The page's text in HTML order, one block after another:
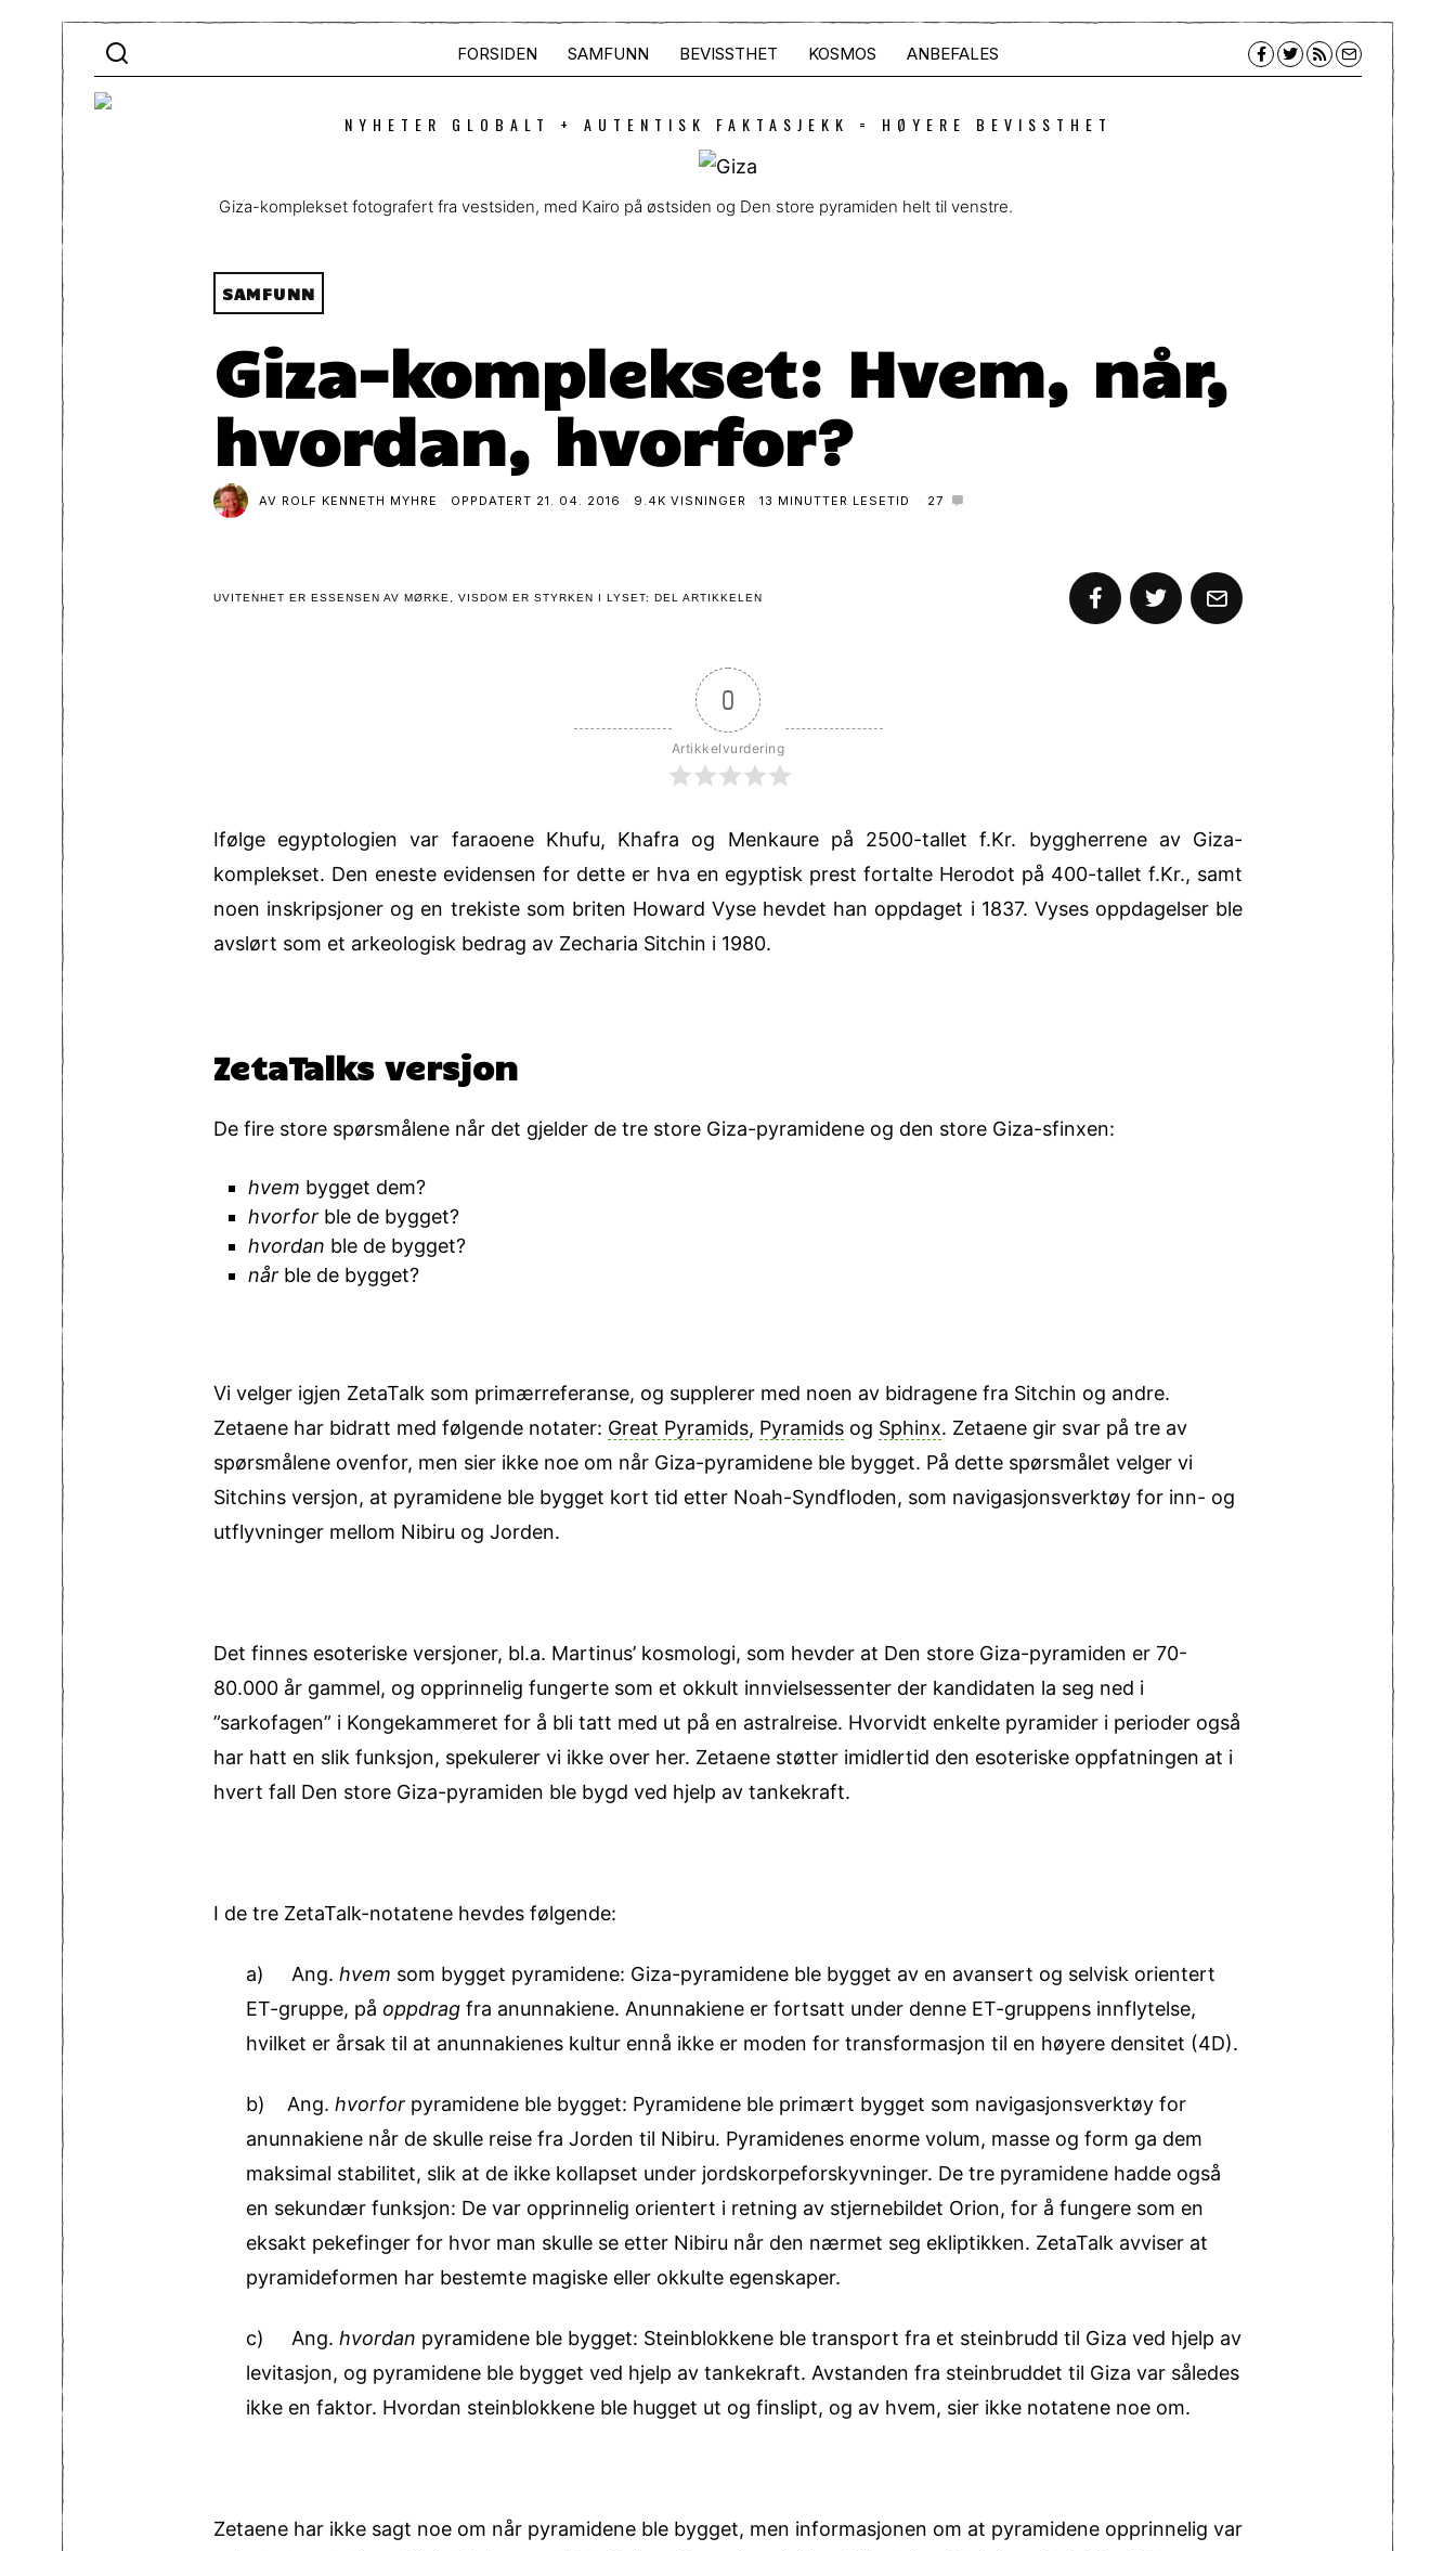
FORSIDEN SAMFUNN BEVISSTHET KOSMOS ANBEFALES
NYHETER GLOBALT + AUTENTISK FAKTASJEKK = HØYERE BEVISSTHET
Giza-komplekset fotografert fra vestsiden, med Kairo på østsiden og Den store pyramiden helt til venstre.
SAMFUNN
Giza-komplekset: Hvem, når,
hvordan, hvorfor?
AV ROLF KENNETH MYHRE OPPDATERT 21. 04. 2016 9.4K VISNINGER 13 MINUTTER LESETID 27
UVITENHET ER ESSENSEN AV MØRKE, VISDOM ER STYRKEN I LYSET: DEL ARTIKKELEN
0
Artikkelvurdering
Ifølge egyptologien var faraoene Khufu, Khafra og Menkaure på 2500-tallet f.Kr. byggherrene av Giza-
komplekset. Den eneste evidensen for dette er hva en egyptisk prest fortalte Herodot på 400-tallet f.Kr., samt
noen inskripsjoner og en trekiste som briten Howard Vyse hevdet han oppdaget i 1837. Vyses oppdagelser ble
avslørt som et arkeologisk bedrag av Zecharia Sitchin i 1980.
ZetaTalks versjon
De fire store spørsmålene når det gjelder de tre store Giza-pyramidene og den store Giza-sfinxen:
hvem bygget dem?
hvorforble de bygget?
hvordan ble de bygget?
nårble de bygget?
Vi velger igjen ZetaTalk som primærreferanse, og supplerer med noen av bidragene fra Sitchin og andre.
Zetaene har bidratt med følgende notater: Great Pyramids, Pyramids og Sphinx. Zetaene gir svar på tre av
spørsmålene ovenfor, men sier ikke noe om når Giza-pyramidene ble bygget. På dette spørsmålet velger vi
Sitchins versjon, at pyramidene ble bygget kort tid etter Noah-Syndfloden, som navigasjons­verktøy for inn- og
utflyvninger mellom Nibiru og Jorden.
Det finnes esoteriske versjoner, bl.a. Martinus’ kosmologi, som hevder at Den store Giza-pyramiden er 70-
80.000 år gammel, og opprinnelig fungerte som et okkult innvielsessenter der kandidaten la seg ned i
”sarkofagen” i Konge­kammeret for å bli tatt med ut på en astralreise. Hvorvidt enkelte pyramider i perioder også
har hatt en slik funksjon, spekulerer vi ikke over her. Zetaene støtter imidlertid den esoteriske oppfatningen at i
hvert fall Den store Giza-pyramiden ble bygd ved hjelp av tankekraft.
I de tre ZetaTalk-notatene hevdes følgende:
a) Ang. hvem som bygget pyramidene: Giza-pyramidene ble bygget av en avansert og selvisk orientert
ET-gruppe, på oppdrag fra anunnakiene. Anunnakiene er fortsatt under denne ET-gruppens innflytelse,
hvilket er årsak til at anunnakienes kultur ennå ikke er moden for transforma­sjon til en høyere densitet (4D).
b) Ang. hvorfor pyramidene ble bygget: Pyramidene ble primært bygget som navigasjonsverktøy for
anunnakiene når de skulle reise fra Jorden til Nibiru. Pyramidenes enorme volum, masse og form ga dem
maksimal stabilitet, slik at de ikke kollapset under jordskorpe­forskyv­ninger. De tre pyramidene hadde også
en sekundær funksjon: De var opprin­nelig orientert i retning av stjernebildet Orion, for å fungere som en
eksakt pekefinger for hvor man skulle se etter Nibiru når den nærmet seg ekliptikken. ZetaTalk avviser at
pyramideformen har bestemte magiske eller okkulte egenskaper.
c) Ang. hvordan pyramidene ble bygget: Steinblokkene ble transport fra et steinbrudd til Giza ved hjelp av
levitasjon, og pyramidene ble bygget ved hjelp av tankekraft. Avstanden fra steinbruddet til Giza var således
ikke en faktor. Hvordan steinblokkene ble hugget ut og finslipt, og av hvem, sier ikke notatene noe om.
Zetaene har ikke sagt noe om når pyramidene ble bygget, men informasjonen om at pyramidene opprinnelig var